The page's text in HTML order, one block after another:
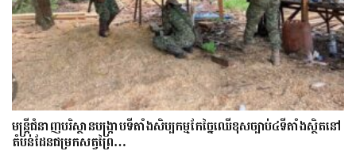
មន្ត្រីជំនាញបរិស្ថានបង្រ្កាបទីតាំងសិប្បកម្មកែច្នៃឈើខុសច្បាប់៤ទីតាំងស្ថិតនៅ
តំបន់ដែនជម្រកសត្វព្រៃ…